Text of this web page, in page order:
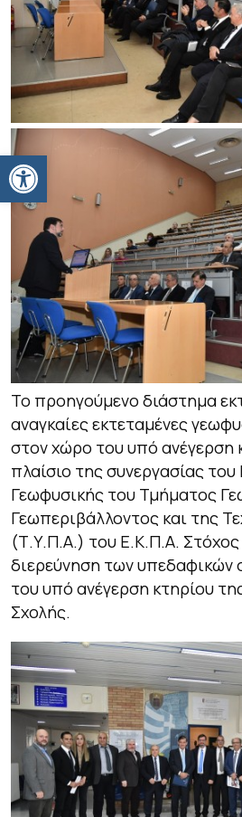
Ανοίξτε τη γραμμή εργαλείων
Το προηγούμενο διάστημα
αναγκαίες εκτεταμένες
στον χώρο του υπό ανέγερση
πλαίσιο της συνεργασίας
Γεωφυσικής του Τμήματος
Γεωπεριβάλλοντος και της
(Τ.Υ.Π.Α.) του Ε.Κ.Π.Α.
διερεύνηση των υπεδαφικών
του υπό ανέγερση κτηρίου
Σχολής.